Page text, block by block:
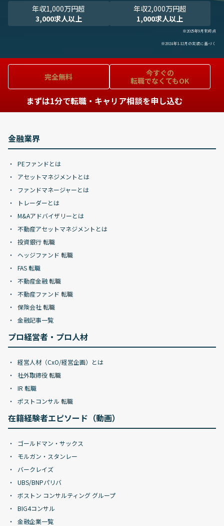
年収1,000万円超
3,000求人以上
年収2,000万円超
1,000求人以上
※2025年9月末時点
※2024年1-12月の実績に基づく
完全無料
今すぐの
転職でなくてもOK
まずは1分で転職・キャリア相談を申し込む
金融業界
PEファンドとは
アセットマネジメントとは
ファンドマネージャーとは
トレーダーとは
M&Aアドバイザリーとは
不動産アセットマネジメントとは
投資銀行 転職
ヘッジファンド 転職
FAS 転職
不動産金融 転職
不動産ファンド 転職
保険会社 転職
金融記事一覧
プロ経営者・プロ人材
経営人材（CxO/経営企画）とは
社外取締役 転職
IR 転職
ポストコンサル 転職
在籍経験者エピソード（動画）
ゴールドマン・サックス
モルガン・スタンレー
バークレイズ
UBS/BNPパリバ
ボストン コンサルティング グループ
BIG4コンサル
金融企業一覧